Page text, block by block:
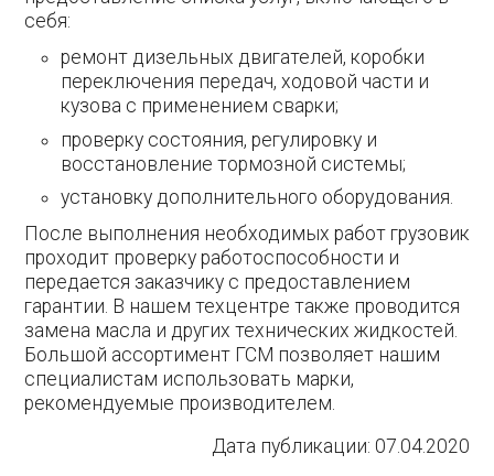
себя:
ремонт дизельных двигателей, коробки
переключения передач, ходовой части и
кузова с применением сварки;
проверку состояния, регулировку и
восстановление тормозной системы;
установку дополнительного оборудования.
После выполнения необходимых работ грузовик
проходит проверку работоспособности и
передается заказчику с предоставлением
гарантии. В нашем техцентре также проводится
замена масла и других технических жидкостей.
Большой ассортимент ГСМ позволяет нашим
специалистам использовать марки,
рекомендуемые производителем.
Дата публикации: 07.04.2020